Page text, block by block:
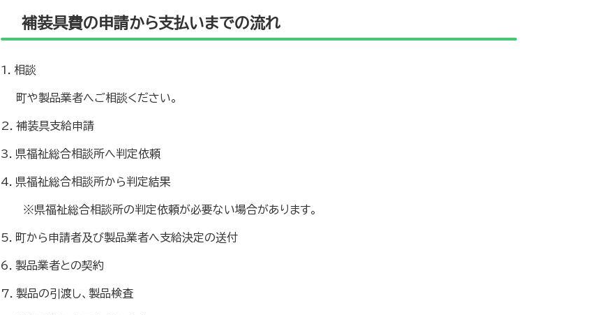
補装具費の申請から支払いまでの流れ
1．相談
町や製品業者へご相談ください。
2．補装具支給申請
3．県福祉総合相談所へ判定依頼
4．県福祉総合相談所から判定結果
※県福祉総合相談所の判定依頼が必要ない場合があります。
5．町から申請者及び製品業者へ支給決定の送付
6．製品業者との契約
7．製品の引渡し、製品検査